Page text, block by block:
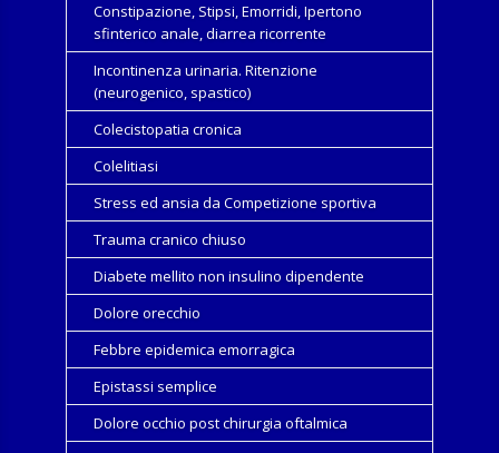
Constipazione, Stipsi, Emorridi, Ipertono
sfinterico anale, diarrea ricorrente
Incontinenza urinaria. Ritenzione
(neurogenico, spastico)
Colecistopatia cronica
Colelitiasi
Stress ed ansia da Competizione sportiva
Trauma cranico chiuso
Diabete mellito non insulino dipendente
Dolore orecchio
Febbre epidemica emorragica
Epistassi semplice
Dolore occhio post chirurgia oftalmica